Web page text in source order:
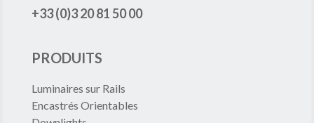
+33 (0)3 20 81 50 00
PRODUITS
Luminaires sur Rails
Encastrés Orientables